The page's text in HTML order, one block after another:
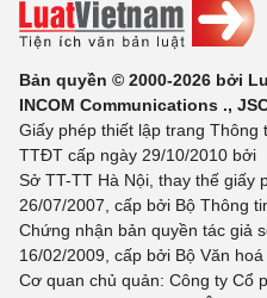
Bản quyền © 2000-2026 bởi
INCOM Communications .,
Giấy phép thiết lập trang
TTĐT cấp ngày 29/10/2010 bởi
Sở TT-TT Hà Nội, thay thế giấy
26/07/2007, cấp bởi Bộ Thông
Chứng nhận bản quyền tác giả
16/02/2009, cấp bởi Bộ Văn
Cơ quan chủ quản: Công ty Cổ